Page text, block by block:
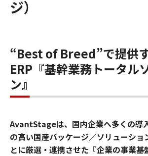
ジ）
“Best of Breed”で提供
ERP『基幹業務トータル
ン』
AvantStageは、国内企業へ多くの導
の高い国産パッケージ／ソリューショ
とに厳選・連携させた『企業の事業基